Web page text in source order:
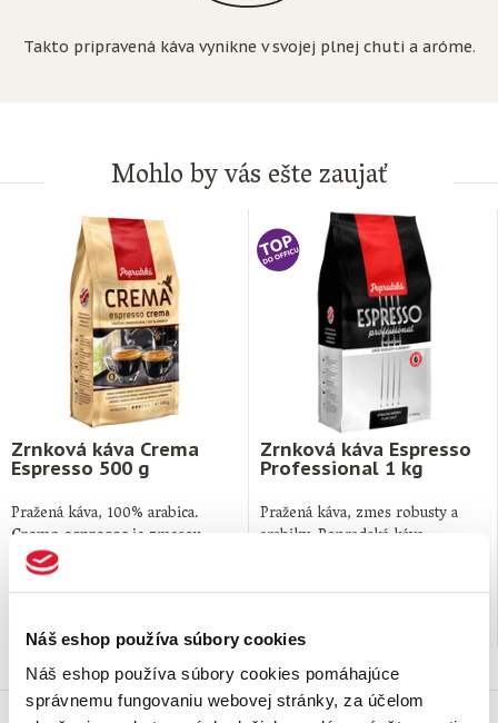
Náš eshop používa súbory cookies
Náš eshop používa súbory cookies pomáhajúce
správnemu fungovaniu webovej stránky, za účelom
Takto pripravená káva vynikne v svojej plnej chuti a aróme.
Mohlo by vás ešte zaujať
Zrnková káva Crema
Espresso 500 g
Pražená káva, 100% arabica.
Crema espressoje zmesou
výberových odrôd kávy Arabika
z najlepších plantáží …
Zrnková káva Espresso
Professional 1 kg
Pražená káva, zmes robusty a
arabiky. Popradská káva